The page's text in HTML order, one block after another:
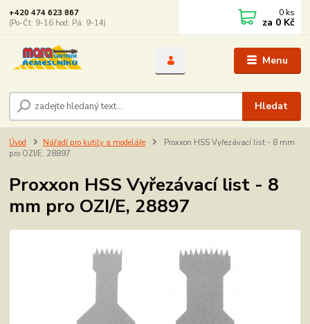
Menu
Hledat
+420 474 623 867
(Po-Čt: 9-16 hod; Pá: 9-14)
0 ks
za 0 Kč
Úvod Nářadí pro kutily a modeláře
Proxxon HSS Vyřezávací list - 8 mm
pro OZI/E, 28897
Proxxon HSS Vyřezávací list - 8
mm pro OZI/E, 28897